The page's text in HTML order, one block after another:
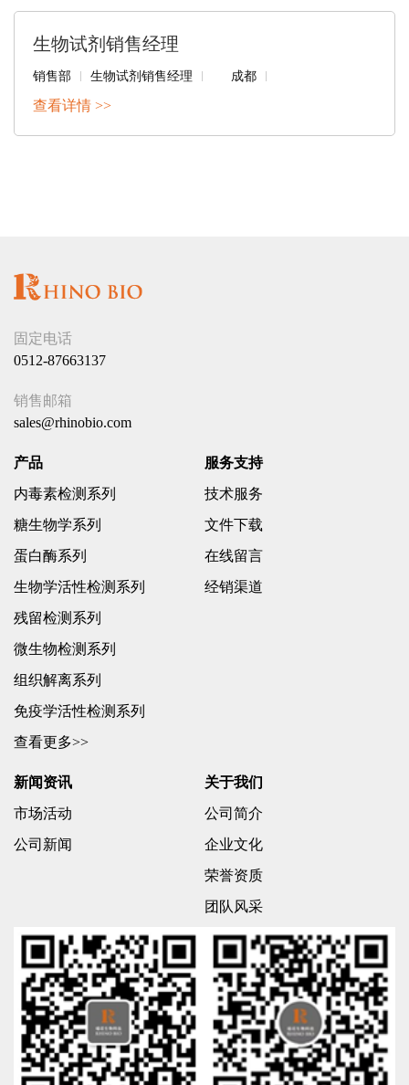
生物试剂销售经理
销售部 生物试剂销售经理 成都
查看详情 >>
固定电话
0512-87663137
销售邮箱
sales@rhinobio.com
产品
内毒素检测系列
糖生物学系列
蛋白酶系列
生物学活性检测系列
残留检测系列
微生物检测系列
组织解离系列
免疫学活性检测系列
查看更多>>
服务支持
技术服务
文件下载
在线留言
经销渠道
新闻资讯
市场活动
公司新闻
关于我们
公司简介
企业文化
荣誉资质
团队风采